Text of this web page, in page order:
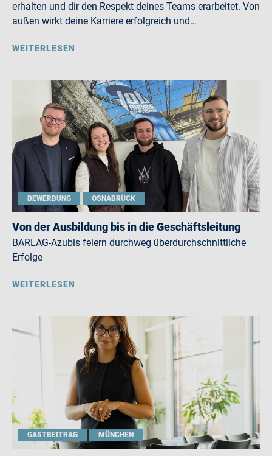
erhalten und dir den Respekt deines Teams erarbeitet. Von
außen wirkt deine Karriere erfolgreich und…
WEITERLESEN
BEWERBUNG OSNABRÜCK
Von der Ausbildung bis in die Geschäftsleitung
BARLAG-Azubis feiern durchweg überdurchschnittliche
Erfolge
WEITERLESEN
GASTBEITRAG MÜNCHEN